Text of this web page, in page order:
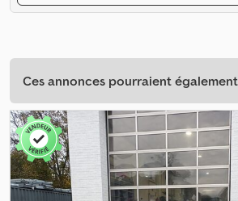
Ces annonces pourraient